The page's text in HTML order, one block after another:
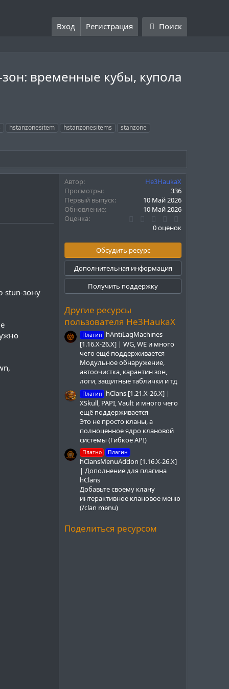
Вход Регистрация Поиск
временные кубы, купола
hstanzonesitem hstanzonesitems stanzone
stun-зону
Автор
He3HaukaX
Просмотры
336
Первый выпуск
10 Май 2026
Обновление
10 Май 2026
Оценка
0
0
в
ё
з
д
0 оценок
Обсудить ресурс
Дополнительная информация
Получить поддержку
Другие ресурсы
пользователя He3HaukaX
Плагин
hAntiLagMachines
[1.16.X-26.X] | WG, WE и много
чего ещё поддерживается
Модульное обнаружение,
автоочистка, карантин зон,
логи, защитные таблички и тд
Плагин
hClans [1.21.X-26.X] |
XSkull, PAPI, Vault и много чего
ещё поддерживается
Это не просто кланы, а
полноценное ядро клановой
системы (Гибкое API)
Платно Плагин
hClansMenuAddon [1.16.X-26.X]
| Дополнение для плагина
hClans
Добавьте своему клану
интерактивное клановое меню
(/clan menu)
Поделиться ресурсом